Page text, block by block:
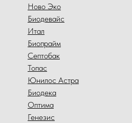
Ново Эко
Биодевайс
Итал
Биопрайм
Септобак
Топас
Юнилос Астра
Биодека
Оптима
Генезис